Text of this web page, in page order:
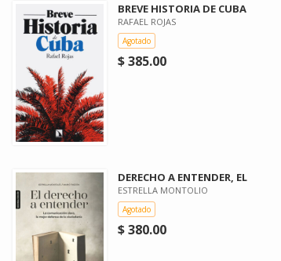
BREVE HISTORIA DE CUBA
RAFAEL ROJAS
Agotado
$ 385.00
DERECHO A ENTENDER, EL
ESTRELLA MONTOLIO
Agotado
$ 380.00